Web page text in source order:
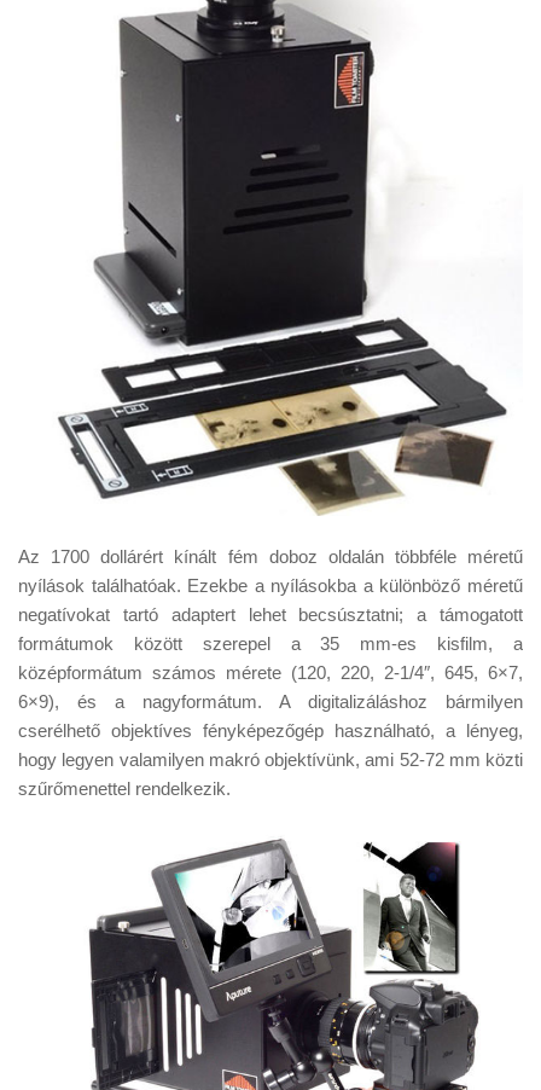
Az 1700 dollárért kínált fém doboz oldalán többféle méretű
nyílások találhatóak. Ezekbe a nyílásokba a különböző méretű
negatívokat tartó adaptert lehet becsúsztatni; a támogatott
formátumok között szerepel a 35 mm-es kisfilm, a
középformátum számos mérete (120, 220, 2-1/4″, 645, 6×7,
6×9), és a nagyformátum. A digitalizáláshoz bármilyen
cserélhető objektíves fényképezőgép használható, a lényeg,
hogy legyen valamilyen makró objektívünk, ami 52-72 mm közti
szűrőmenettel rendelkezik.